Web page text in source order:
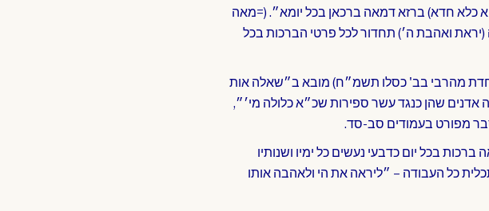
כלא חדא) ברזא דמאה ברכאן בכל יומא״. (=מאה
(יראת ואהבת ה׳) תחדור לכל פרטי הברכות בכל
מהרבי בב' כסלו תשמ״ח) מובא ב״שאלה אות
אדנים שהן כנגד עשר ספירות שכ״א כלולה מי׳״,
מפורט בעמודים סב-סד.
בכל יום כדבעי נעשים כל ימיו ושנותיו
כל העבודה – ״ליראה את הי ולאהבה אותו